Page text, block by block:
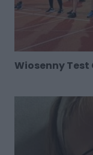
Wiosenny Test